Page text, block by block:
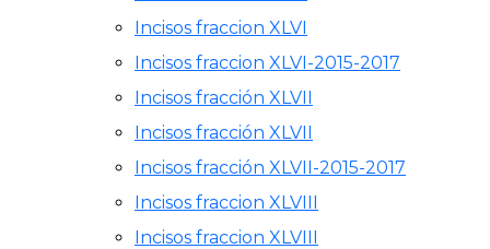
Incisos fraccion XLVI
Incisos fraccion XLVI-2015-2017
Incisos fracción XLVII
Incisos fracción XLVII
Incisos fracción XLVII-2015-2017
Incisos fraccion XLVIII
Incisos fraccion XLVIII